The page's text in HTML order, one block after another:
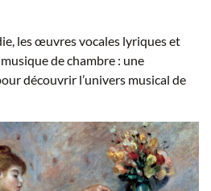
les œuvres vocales lyriques et
de chambre : une
découvrir l’univers musical de